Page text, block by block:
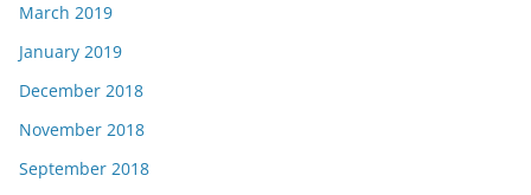
March 2019
January 2019
December 2018
November 2018
September 2018